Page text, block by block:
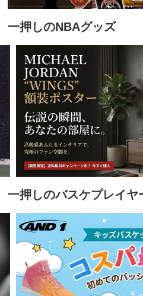
一押しのNBAグッズ
一押しのバスケプレイヤ